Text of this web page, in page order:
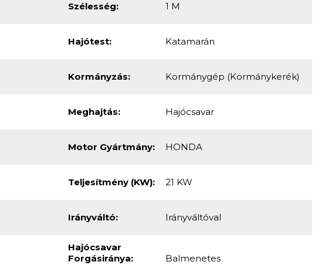
Szélesség: 1 M
Hajótest: Katamarán
Kormányzás: Kormánygép (kormánykerék)
Meghajtás: Hajócsavar
Motor Gyártmány: HONDA
Teljesítmény (kW): 21 KW
Irányváltó: Irányváltóval
Hajócsavar
Forgásiránya:
Balmenetes